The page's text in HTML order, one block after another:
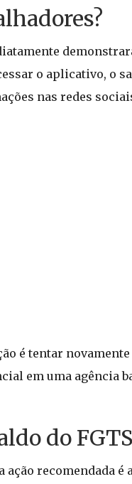
o aplicativo, o
nas redes
é tentar novamente
em uma agência
do
recomendada